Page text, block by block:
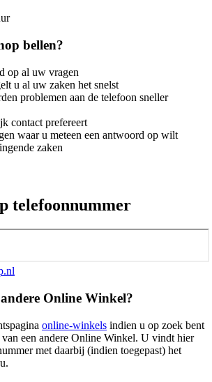
bellen?
op al uw vragen
u al uw zaken het snelst
problemen aan de telefoon sneller
contact prefereert
waar u meteen een antwoord op wilt
zaken
telefoonnummer
Online Winkel?
online-winkels indien u op zoek bent
van een andere Online Winkel. U vindt hier
met daarbij (indien toegepast) het